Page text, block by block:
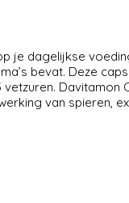
je dagelijkse
bevat. Deze
Davitamon
van spieren,